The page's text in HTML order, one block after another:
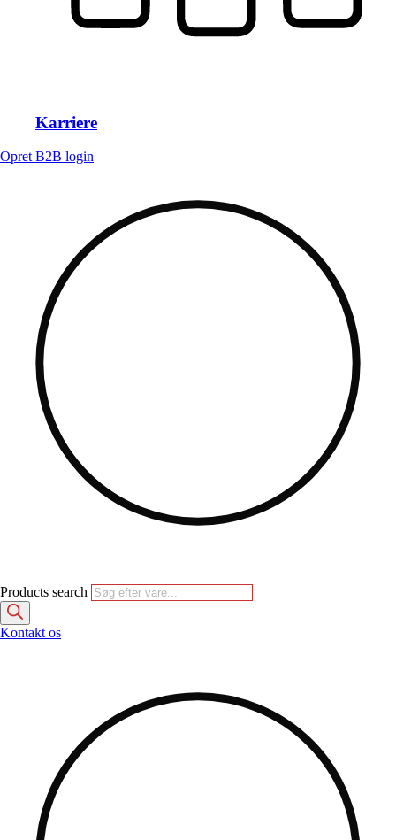
Karriere
Opret B2B login
Products search
Kontakt os